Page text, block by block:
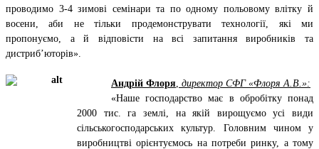
проводимо 3-4 зимові семінари та по одному польовому влітку й
восени, аби не тільки продемонструвати технології, які ми
пропонуємо, а й відповісти на всі запитання виробників та
дистриб’юторів».
Андрій Флоря директор СФГ «Флоря А.В.»:
«Наше господарство має в обробітку понад
2000 тис. га землі, на якій вирощуємо усі види
сільськогосподарських культур. Головним чином у
виробництві орієнтуємось на потреби ринку, а тому